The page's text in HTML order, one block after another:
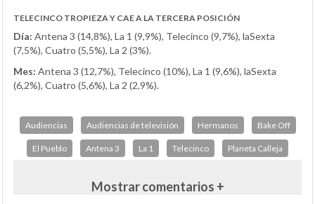
TELECINCO TROPIEZA Y CAE A LA TERCERA POSICIÓN
Día: Antena 3 (14,8%), La 1 (9,9%), Telecinco (9,7%), laSexta
(7,5%), Cuatro (5,5%), La 2 (3%).
Mes: Antena 3 (12,7%), Telecinco (10%), La 1 (9,6%), laSexta
(6,2%), Cuatro (5,6%), La 2 (2,9%).
Audiencias Audiencias de televisión Hermanos Bake Off
El Pueblo Antena 3 La 1 Telecinco Planeta Calleja
Mostrar comentarios +